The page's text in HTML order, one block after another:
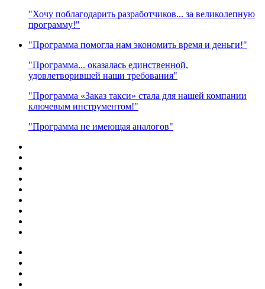
"Хочу поблагодарить разработчиков... за великолепную
программу!"
"Программа помогла нам экономить время и деньги!"
"Программа... оказалась единственной,
удовлетворившей наши требования"
"Программа «Заказ такси» стала для нашей компании
ключевым инструментом!"
"Программа не имеющая аналогов"